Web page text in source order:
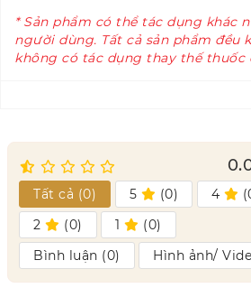
* Sản phẩm có thể tác dụng khác
người dùng. Tất cả sản phẩm đều
không có tác dụng thay thế thuốc
Tất cả (0) 5 (0) 4 (
2
(0) 1 (0)
Bình luận (0) Hình ảnh/